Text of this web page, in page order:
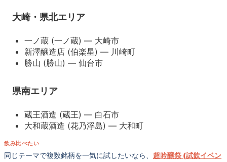
大崎・県北エリア
一ノ蔵 (一ノ蔵) — 大崎市
新澤醸造店 (伯楽星) — 川崎町
勝山 (勝山) — 仙台市
県南エリア
蔵王酒造 (蔵王) — 白石市
大和蔵酒造 (花乃浮島) — 大和町
飲み比べたい
同じテーマで複数銘柄を一気に試したいなら、 超吟醸祭 (試飲イベン